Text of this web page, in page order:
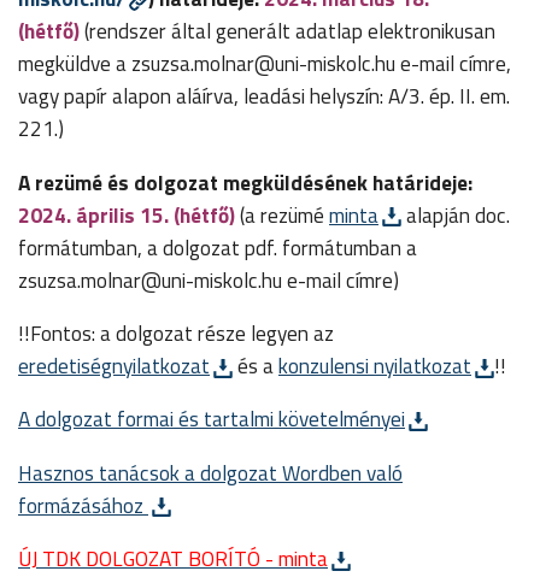
(hétfő)(rendszer által generált adatlap elektronikusan
megküldve a zsuzsa.molnar@uni-miskolc.hu e-mail címre,
vagy papír alapon aláírva, leadási helyszín: A/3. ép. II. em.
221.)
A rezümé és dolgozat megküldésének határideje:
2024. április 15. (hétfő)(a rezüméminta
alapján doc.
formátumban, a dolgozat pdf. formátumban a
zsuzsa.molnar@uni-miskolc.hu e-mail címre)
!!Fontos: a dolgozat része legyen az
eredetiségnyilatkozat
és akonzulensi nyilatkozat
!!
A dolgozat formai és tartalmi követelményei
Hasznos tanácsok a dolgozat Wordben való
formázásához
ÚJ TDK DOLGOZAT BORÍTÓ - minta